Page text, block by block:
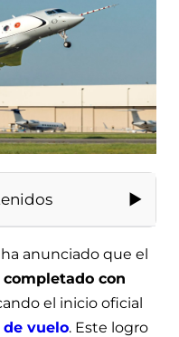
anunciado que el
completado con
el inicio oficial
vuelo. Este logro